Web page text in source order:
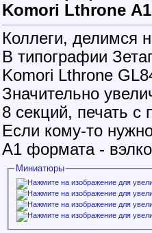
Komori Lthrone А1
Коллеги, делимся
В типографии
Komori Lthrone
Значительно
8 секций, печать с
Если кому-то
А1 формата -
Миниатюры